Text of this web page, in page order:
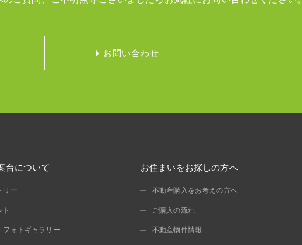
お問い合わせ
台について
リー
ト
フォトギャラリー
お住まいをお探しの方へ
不動産購入をお考えの方へ
ご購入の流れ
不動産物件情報